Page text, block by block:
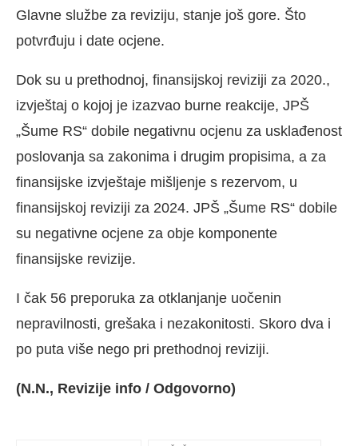
Glavne službe za reviziju, stanje još gore. Što
potvrđuju i date ocjene.
Dok su u prethodnoj, finansijskoj reviziji za 2020.,
izvještaj o kojoj je izazvao burne reakcije, JPŠ
„Šume RS“ dobile negativnu ocjenu za usklađenost
poslovanja sa zakonima i drugim propisima, a za
finansijske izvještaje mišljenje s rezervom, u
finansijskoj reviziji za 2024. JPŠ „Šume RS“ dobile
su negativne ocjene za obje komponente
finansijske revizije.
I čak 56 preporuka za otklanjanje uočenin
nepravilnosti, grešaka i nezakonitosti. Skoro dva i
po puta više nego pri prethodnoj reviziji.
(N.N., Revizije info / Odgovorno)